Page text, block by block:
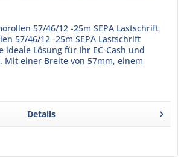
57/46/12 -25m SEPA Lastschrift
57/46/12 -25m SEPA Lastschrift
ideale Lösung für Ihr EC-Cash und
Mit einer Breite von 57mm, einem
Details